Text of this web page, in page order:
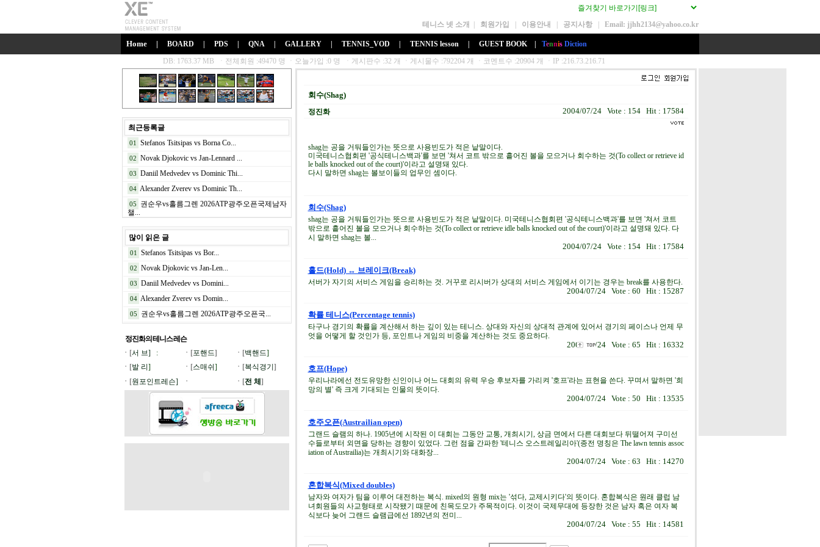
테니스 넷 소개 회원가입 이용안내 공지사항 Email: jjhh2134@yahoo.co.kr
Home | BOARD PDS QNA GALLERY TENNIS_VOD TENNIS lesson GUEST BOOK| Tennis Diction
최근등록글
01 Stefanos Tsitsipas vs Borna Co...
02 Novak Djokovic vs Jan-Lennard ...
03 Daniil Medvedev vs Dominic Thi...
04 Alexander Zverev vs Dominic Th...
05
권순우vs홀름그렌 2026ATP광주오픈국제남자
챌...
많이 읽은 글
01 Stefanos Tsitsipas vs Bor...
02 Novak Djokovic vs Jan-Len...
03 Daniil Medvedev vs Domini...
04 Alexander Zverev vs Domin...
05 권순우vs홀름그렌 2026ATP광주오픈국...
정진화의 테니스레슨
ㆍ[서 브] : ㆍ[포핸드] ㆍ[백핸드]
ㆍ[발 리 ] ㆍ[스매쉬 ] ㆍ[복식경기 ]
ㆍ[원포인트레슨] ㆍ ㆍ[전 체 ]
회수(Shag)
정진화 2004/07/24 Vote : 154 Hit : 17584
shag는 공을 거둬들인가는 뜻으로 사용빈도가 적은 낱말이다.
미국테니스협회편 '공식테니스백과'를 보면 '쳐서 코트 밖으로 흩어진 볼을 모으거나 회수하는 것(To collect or retrieve id
le balls knocked out of the court)'이라고 설명돼 있다.
다시 말하면 shag는 볼보이들의 업무인 셈이다.
회수(Shag)
shag는 공을 거둬들인가는 뜻으로 사용빈도가 적은 낱말이다. 미국테니스협회편 '공식테니스백과'를 보면 '쳐서 코트
밖으로 흩어진 볼을 모으거나 회수하는 것(To collect or retrieve idle balls knocked out of the court)'이라고 설명돼 있다. 다
시 말하면 shag는 볼...
2004/07/24 Vote : 154 Hit : 17584
홀드(Hold) ↔ 브레이크(Break)
서버가 자기의 서비스 게임을 승리하는 것. 거꾸로 리시버가 상대의 서비스 게임에서 이기는 경우는 break를 사용한다.
2004/07/24 Vote : 60 Hit : 15287
확률 테니스(Percentage tennis)
타구나 경기의 확률을 계산해서 하는 깊이 있는 테니스. 상대와 자신의 상대적 관계에 있어서 경기의 페이스나 언제 무
엇을 어떻게 할 것인가 등, 포인트나 게임의 비중을 계산하는 것도 중요하다.
2004/07/24 Vote : 65 Hit : 16332
호프(Hope)
우리나라에선 전도유망한 신인이나 어느 대회의 유력 우승 후보자를 가리켜 '호프'라는 표현을 쓴다. 꾸며서 말하면 '희
망의 별' 즉 크게 기대되는 인물의 뜻이다.
2004/07/24 Vote : 50 Hit : 13535
호주오픈(Austrailian open)
그랜드 슬램의 하나. 1905년에 시작된 이 대회는 그동안 교통, 개최시기, 상금 면에서 다른 대회보다 뒤떨어져 구미선
수들로부터 외면을 당하는 경향이 있었다. 그런 점을 간파한 '테니스 오스트레일리아'(종전 명칭은 The lawn tennis assoc
iation of Austrailia)는 개최시기와 대화장...
2004/07/24 Vote : 63 Hit : 14270
혼합복식(Mixed doubles)
남자와 여자가 팀을 이루어 대전하는 복식. mixed의 원형 mix는 '섞다, 교제시키다'의 뜻이다. 혼합복식은 원래 클럽 남
녀회원들의 사교형태로 시작됐기 때문에 친목도모가 주목적이다. 이것이 국제무대에 등장한 것은 남자 혹은 여자 복
식보다 늦어 그랜드 슬램급에선 1892년의 전미...
2004/07/24 Vote : 55 Hit : 14581